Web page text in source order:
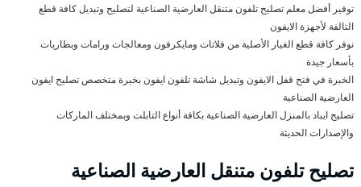
توفير أفضل معلم تصليح تلفون متنقل العارضية الصناعية لتصليح وتبديل كافة قطع
التالفة لأجهزة الايفون
نوفر كافة قطع الغيار الأصلية من فلاتات ومايكرفون ومعالجات ورامات وبطاريات
بأسعار جيدة
الخبرة في فتح قفل الايفون وتبديل شاشة تلفون ايفون بخبرة متخصص تصليح ايفون
العارضية الصناعية
تصليح ايباد بالمنزل العارضية الصناعية بكافة أنواع التابلت وبمختلف الماركات
والإصدارات الحديثة
تصليح تلفون متنقل العارضية الصناعية